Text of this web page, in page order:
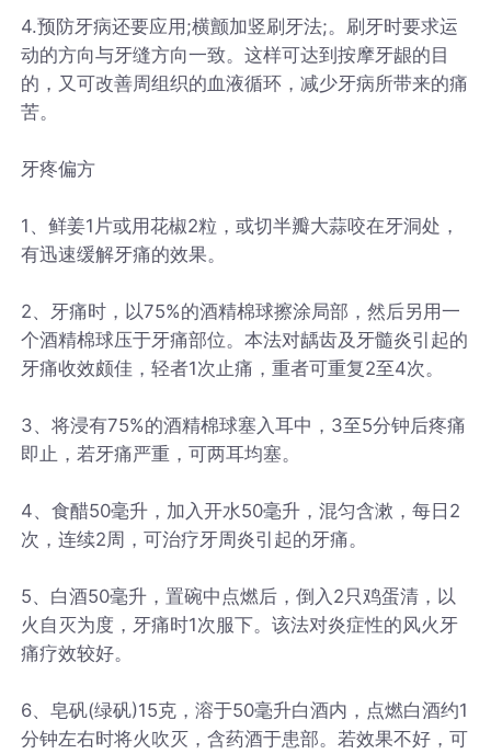
4.预防牙病还要应用;横颤加竖刷牙法;。刷牙时要求运
动的方向与牙缝方向一致。这样可达到按摩牙龈的目
的，又可改善周组织的血液循环，减少牙病所带来的痛
苦。
牙疼偏方
1、鲜姜1片或用花椒2粒，或切半瓣大蒜咬在牙洞处，
有迅速缓解牙痛的效果。
2、牙痛时，以75%的酒精棉球擦涂局部，然后另用一
个酒精棉球压于牙痛部位。本法对龋齿及牙髓炎引起的
牙痛收效颇佳，轻者1次止痛，重者可重复2至4次。
3、将浸有75%的酒精棉球塞入耳中，3至5分钟后疼痛
即止，若牙痛严重，可两耳均塞。
4、食醋50毫升，加入开水50毫升，混匀含漱，每日2
次，连续2周，可治疗牙周炎引起的牙痛。
5、白酒50毫升，置碗中点燃后，倒入2只鸡蛋清，以
火自灭为度，牙痛时1次服下。该法对炎症性的风火牙
痛疗效较好。
6、皂矾(绿矾)15克，溶于50毫升白酒内，点燃白酒约1
分钟左右时将火吹灭，含药酒于患部。若效果不好，可